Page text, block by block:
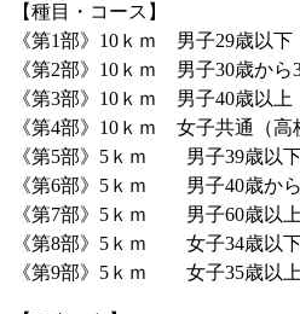
【種目・コース】
《第1部》10ｋｍ 男子29歳以下
《第2部》10ｋｍ 男子30歳から
《第3部》10ｋｍ 男子40歳以上
《第4部》10ｋｍ 女子共通（高
《第5部》5ｋｍ 男子39歳以下
《第6部》5ｋｍ 男子40歳か
《第7部》5ｋｍ 男子60歳以
《第8部》5ｋｍ 女子34歳以下
《第9部》5ｋｍ 女子35歳以